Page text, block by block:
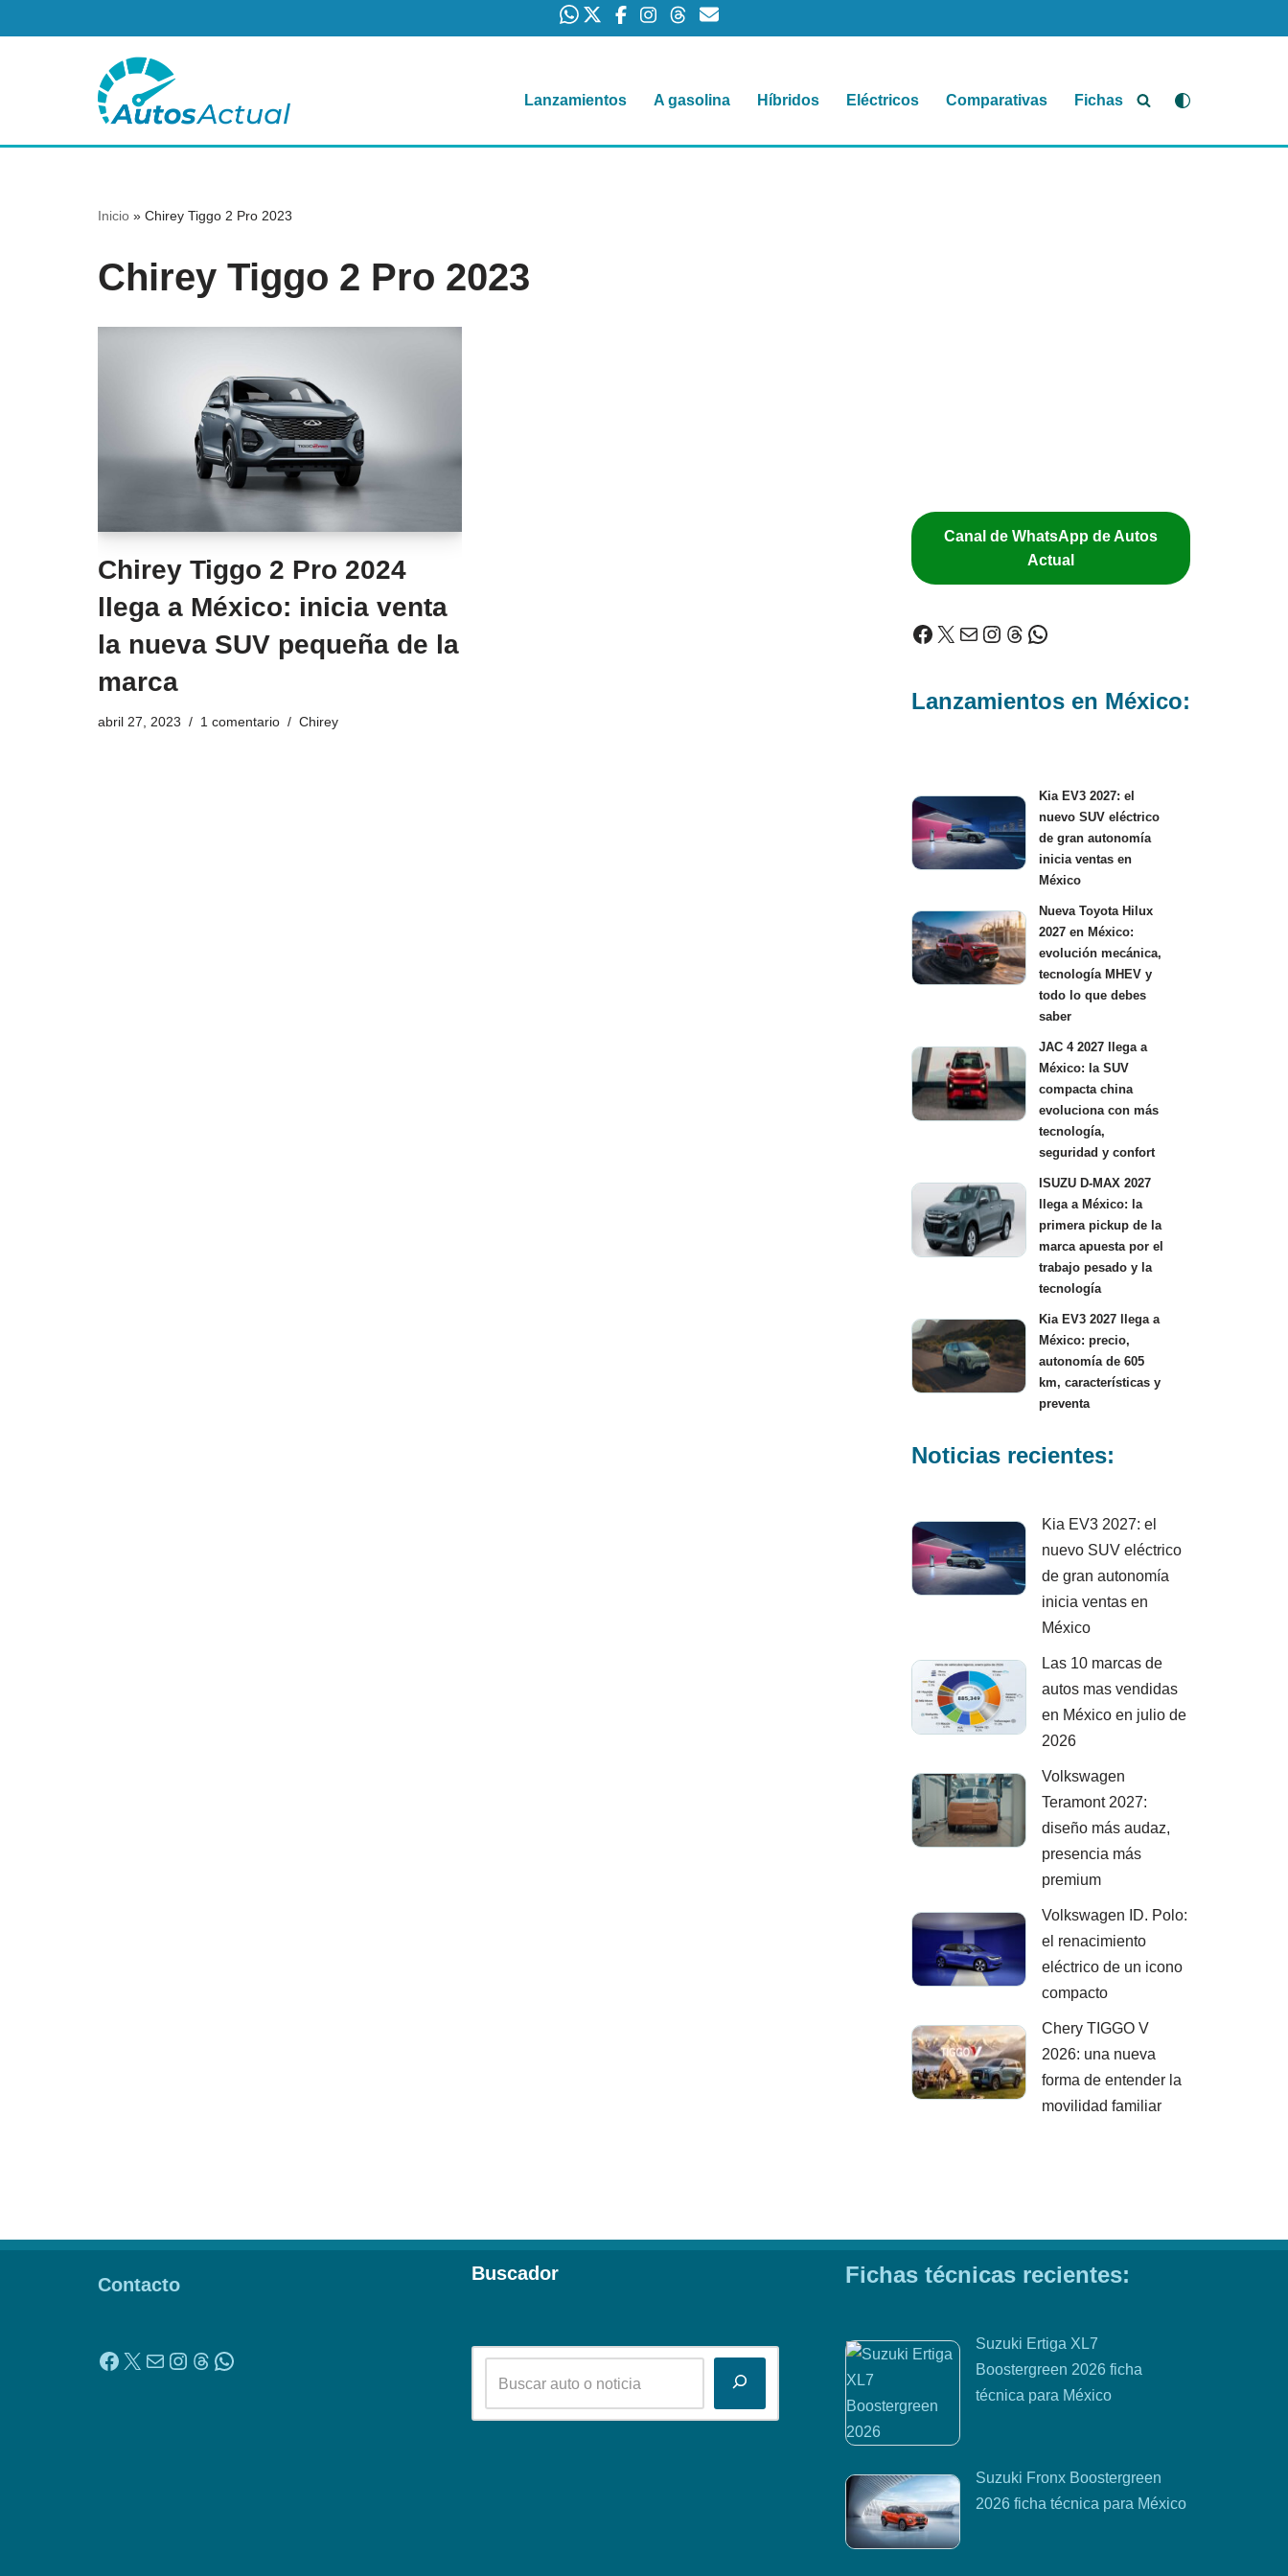
contenido
Lanzamientos A gasolina Híbridos Eléctricos Comparativas Fichas
Inicio » Chirey Tiggo 2 Pro 2023
Chirey Tiggo 2 Pro 2023
Chirey Tiggo 2 Pro 2024
llega a México: inicia venta
la nueva SUV pequeña de la
marca
abril 27, 2023 1 comentario Chirey
Canal de WhatsApp de Autos
Actual
Lanzamientos en México:
Kia EV3 2027: el
nuevo SUV eléctrico
de gran autonomía
inicia ventas en
México
Nueva Toyota Hilux
2027 en México:
evolución mecánica,
tecnología MHEV y
todo lo que debes
saber
JAC 4 2027 llega a
México: la SUV
compacta china
evoluciona con más
tecnología,
seguridad y confort
ISUZU D-MAX 2027
llega a México: la
primera pickup de la
marca apuesta por el
trabajo pesado y la
tecnología
Kia EV3 2027 llega a
México: precio,
autonomía de 605
km, características y
preventa
Noticias recientes:
Kia EV3 2027: el
nuevo SUV eléctrico
de gran autonomía
inicia ventas en
México
Las 10 marcas de
autos mas vendidas
en México en julio de
2026
Volkswagen
Teramont 2027:
diseño más audaz,
presencia más
premium
Volkswagen ID. Polo:
el renacimiento
eléctrico de un icono
compacto
Chery TIGGO V
2026: una nueva
forma de entender la
movilidad familiar
Contacto
Buscador Fichas técnicas recientes:
Suzuki Ertiga XL7
Boostergreen 2026 ficha
técnica para México
Suzuki Fronx Boostergreen
2026 ficha técnica para México